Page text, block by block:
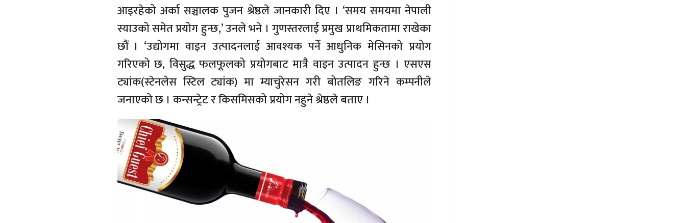
आइरहेको अर्का सञ्चालक पुजन श्रेष्ठले जानकारी दिए । ‘समय समयमा नेपाली
स्याउको समेत प्रयोग हुन्छ,’ उनले भने । गुणस्तरलाई प्रमुख प्राथमिकतामा राखेका
छौं । ‘उद्योगमा वाइन उत्पादनलाई आवश्यक पर्ने आधुनिक मेसिनको प्रयोग
गरिएको छ, विसुद्ध फलफूलको प्रयोगबाट मात्रै वाइन उत्पादन हुन्छ । एसएस
ट्यांक(स्टेनलेस स्टिल ट्यांक) मा म्याचुरेसन गरी बोतलिङ गरिने कम्पनीले
जनाएको छ । कन्सन्ट्रेट र किसमिसको प्रयोग नहुने श्रेष्ठले बताए ।